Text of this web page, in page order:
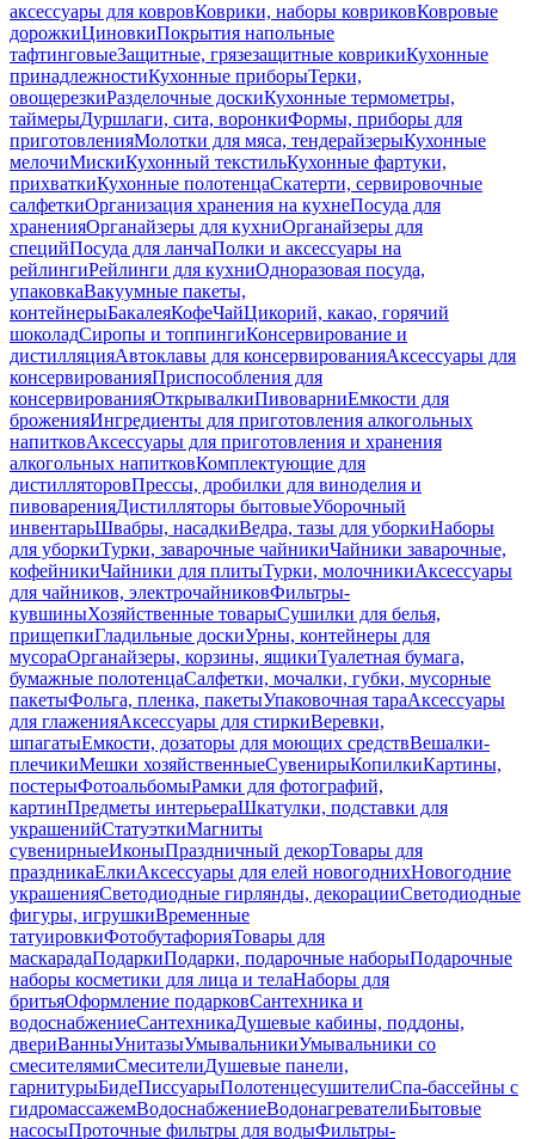
аксессуары для ковровКоврики, наборы ковриковКовровые
дорожкиЦиновкиПокрытия напольные
тафтинговыеЗащитные, грязезащитные коврикиКухонные
принадлежностиКухонные приборыТерки,
овощерезкиРазделочные доскиКухонные термометры,
таймерыДуршлаги, сита, воронкиФормы, приборы для
приготовленияМолотки для мяса, тендерайзерыКухонные
мелочиМискиКухонный текстильКухонные фартуки,
прихваткиКухонные полотенцаСкатерти, сервировочные
салфеткиОрганизация хранения на кухнеПосуда для
храненияОрганайзеры для кухниОрганайзеры для
специйПосуда для ланчаПолки и аксессуары на
рейлингиРейлинги для кухниОдноразовая посуда,
упаковкаВакуумные пакеты,
контейнерыБакалеяКофеЧайЦикорий, какао, горячий
шоколадСиропы и топпингиКонсервирование и
дистилляцияАвтоклавы для консервированияАксессуары для
консервированияПриспособления для
консервированияОткрывалкиПивоварниЕмкости для
броженияИнгредиенты для приготовления алкогольных
напитковАксессуары для приготовления и хранения
алкогольных напитковКомплектующие для
дистилляторовПрессы, дробилки для виноделия и
пивоваренияДистилляторы бытовыеУборочный
инвентарьШвабры, насадкиВедра, тазы для уборкиНаборы
для уборкиТурки, заварочные чайникиЧайники заварочные,
кофейникиЧайники для плитыТурки, молочникиАксессуары
для чайников, электрочайниковФильтры-
кувшиныХозяйственные товарыСушилки для белья,
прищепкиГладильные доскиУрны, контейнеры для
мусораОрганайзеры, корзины, ящикиТуалетная бумага,
бумажные полотенцаСалфетки, мочалки, губки, мусорные
пакетыФольга, пленка, пакетыУпаковочная тараАксессуары
для глаженияАксессуары для стиркиВеревки,
шпагатыЕмкости, дозаторы для моющих средствВешалки-
плечикиМешки хозяйственныеСувенирыКопилкиКартины,
постерыФотоальбомыРамки для фотографий,
картинПредметы интерьераШкатулки, подставки для
украшенийСтатуэткиМагниты
сувенирныеИконыПраздничный декорТовары для
праздникаЕлкиАксессуары для елей новогоднихНовогодние
украшенияСветодиодные гирлянды, декорацииСветодиодные
фигуры, игрушкиВременные
татуировкиФотобутафорияТовары для
маскарадаПодаркиПодарки, подарочные наборыПодарочные
наборы косметики для лица и телаНаборы для
бритьяОформление подарковСантехника и
водоснабжениеСантехникаДушевые кабины, поддоны,
двериВанныУнитазыУмывальникиУмывальники со
смесителямиСмесителиДушевые панели,
гарнитурыБидеПиссуарыПолотенцесушителиСпа-бассейны с
гидромассажемВодоснабжениеВодонагревателиБытовые
насосыПроточные фильтры для водыФильтры-